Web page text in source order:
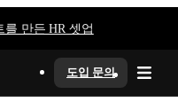
를 만든 HR 셋업
도입 문의